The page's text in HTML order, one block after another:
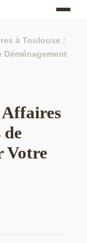
à Toulouse :
Affaires
de
Votre